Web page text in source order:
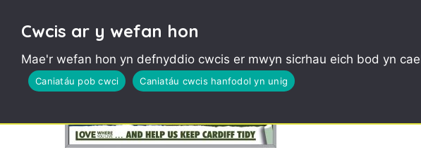
Cwcis ar y wefan hon
Mae'r wefan hon yn defnyddio cwcis er mwyn sicrhau eich bod yn
Caniatáu pob cwci Caniatáu cwcis hanfodol yn unig